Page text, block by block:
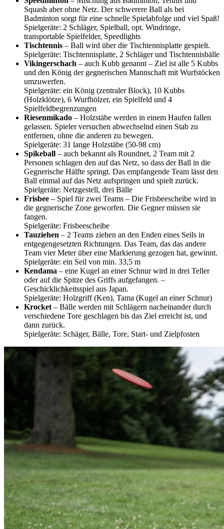
Squash aber ohne Netz. Der schwerere Ball als bei
Badminton sorgt für eine schnelle Spielabfolge und viel Spaß!
Spielgeräte: 2 Schläger, Spielball, opt. Windringe,
transportable Spielfelder, Speedlights
Tischtennis – Ball wird über die Tischtennisplatte gespielt.
Spielgeräte: Tischtennisplatte, 2 Schläger und Tischtennisbälle
Vikingerschach – auch Kubb genannt – Ziel ist alle 5 Kubbs
und den König der gegnerischen Mannschaft mit Wurfstöcken
umzuwerfen.
Spielgeräte: ein König (zentraler Block), 10 Kubbs
(Holzklötze), 6 Wurfhölzer, ein Spielfeld und 4
Spielfeldbegrenzungen
Riesenmikado – Holzstäbe werden in einem Haufen fallen
gelassen. Spieler versuchen abwechselnd einen Stab zu
entfernen, ohne die anderen zu bewegen.
Spielgeräte: 31 lange Holzstäbe (50-98 cm)
Spikeball – auch bekannt als Roundnet, 2 Team mit 2
Personen schlagen den auf das Netz, so dass der Ball in die
Gegnerische Hälfte springt. Das empfangende Team lässt den
Ball einmal auf das Netz aufspringen und spielt zurück.
Spielgeräte: Netzgestell, drei Bälle
Frisbee – Spiel für zwei Teams – Die Frisbeescheibe wird in
die gegnerische Zone geworfen. Die Gegner müssen sie
fangen.
Spielgeräte: Frisbeescheibe
Tauziehen – 2 Teams ziehen an den Enden eines Seils in
entgegengesetzten Richtungen. Das Team, das das andere
Team vier Meter über eine Markierung gezogen hat, gewinnt.
Spielgeräte: ein Seil von min. 33,5 m
Kendama – eine Kugel an einer Schnur wird in drei Teller
oder auf die Spitze des Griffs aufgefangen. –
Geschicklichkeitsspiel aus Japan.
Spielgeräte: Holzgriff (Ken), Tama (Kugel an einer Schnur)
Krocket– Bälle werden mit Schlägern nacheinander durch
verschiedene Tore geschlagen bis das Ziel erreicht ist, und
dann zurück.
Spielgeräte: Schäger, Bälle, Tore, Start- und Zielpfosten